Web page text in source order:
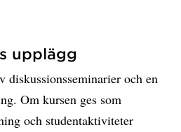
upplägg
diskussionsseminarier och en
Om kursen ges som
och studentaktiviteter